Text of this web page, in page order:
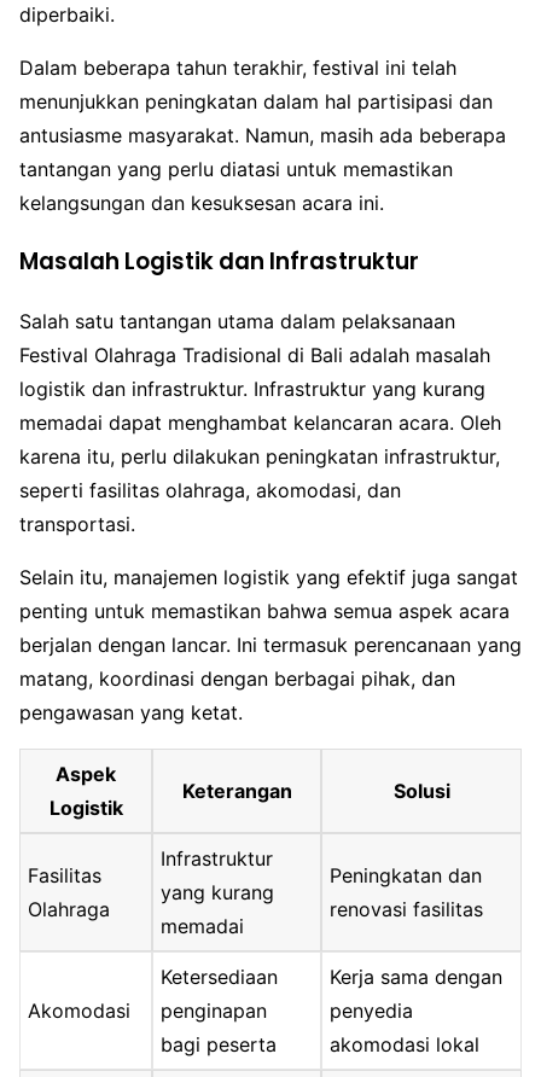
diperbaiki.
Dalam beberapa tahun terakhir, festival ini telah
menunjukkan peningkatan dalam hal partisipasi dan
antusiasme masyarakat. Namun, masih ada beberapa
tantangan yang perlu diatasi untuk memastikan
kelangsungan dan kesuksesan acara ini.
Masalah Logistik dan Infrastruktur
Salah satu tantangan utama dalam pelaksanaan
Festival Olahraga Tradisional di Bali adalah masalah
logistik dan infrastruktur. Infrastruktur yang kurang
memadai dapat menghambat kelancaran acara. Oleh
karena itu, perlu dilakukan peningkatan infrastruktur,
seperti fasilitas olahraga, akomodasi, dan
transportasi.
Selain itu, manajemen logistik yang efektif juga sangat
penting untuk memastikan bahwa semua aspek acara
berjalan dengan lancar. Ini termasuk perencanaan yang
matang, koordinasi dengan berbagai pihak, dan
pengawasan yang ketat.
Aspek
Logistik
Keterangan Solusi
Fasilitas
Olahraga
Infrastruktur
yang kurang
memadai
Peningkatan dan
renovasi fasilitas
Akomodasi
Ketersediaan
penginapan
bagi peserta
Kerja sama dengan
penyedia
akomodasi lokal